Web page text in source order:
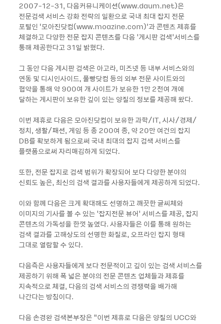
2007-12-31, 다음커뮤니케이션(www.daum.net)은
전문검색 서비스 강화 전략의 일환으로 국내 최대 잡지 전문
포털인 ‘모아진닷컴(www.moazine.com)’과 콘텐츠 제휴를
체결하고 다양한 전문 잡지 콘텐츠를 다음 ‘게시판 검색’서비스를
통해 제공한다고 31일 밝혔다.
그 동안 다음 게시판 검색은 아고라, 미즈넷 등 내부 서비스와의
연동 및 디시인사이드, 풀빵닷컴 등의 외부 전문 사이트와의
협약을 통해 약 900여 개 사이트가 보유한 1만 2천여 개에
달하는 게시판이 보유한 깊이 있는 양질의 정보를 제공해 왔다.
이번 제휴로 다음은 모아진닷컴이 보유한 과학/IT, 시사/경제/
정치, 생활/패션, 게임 등 총 200여 종, 약 20만 여건의 잡지
DB를 확보하게 됨으로써 국내 최대의 잡지 검색 서비스를
플랫폼으로써 자리매김하게 되었다.
또한, 전문 잡지로 검색 범위가 확장되어 보다 다양한 분야의
신뢰도 높은, 최신의 검색 결과를 사용자들에게 제공하게 되었다.
이와 함께 다음은 크게 확대해도 선명하고 깨끗한 글씨체와
이미지의 기사를 볼 수 있는 ‘잡지전문 뷰어’ 서비스를 제공, 잡지
콘텐츠의 가독성을 한껏 높였다. 사용자들은 이를 통해 원하는
검색 결과를 고해상도의 선명한 화질로, 오프라인 잡지 형태
그대로 열람할 수 있다.
다음측은 사용자들에게 보다 전문적이고 깊이 있는 검색 서비스를
제공하기 위해 폭 넓은 분야의 전문 콘텐츠 업체들과 제휴를
지속적으로 체결, 다음의 검색 서비스의 경쟁력을 배가해
나간다는 방침이다.
다음 손경완 검색본부장은 “이번 제휴로 다음은 양질의 UCC와